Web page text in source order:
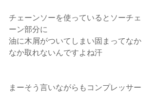
チェーンソーを使っているとソーチェ
ーン部分に
油に木屑がついてしまい固まってなか
なか取れないんですよね汗
まーそう言いながらもコンプレッサー